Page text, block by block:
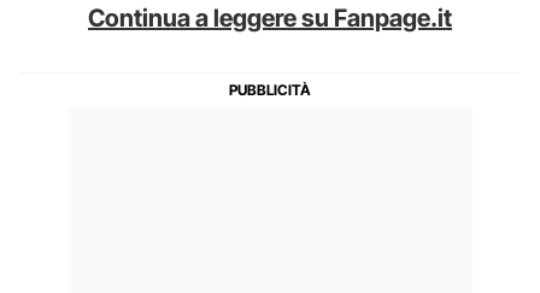
Continua a leggere su Fanpage.it